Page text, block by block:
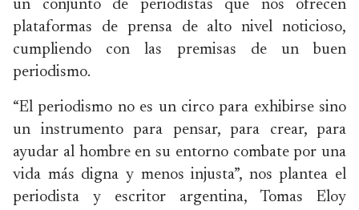
un conjunto de periodistas que nos ofrecen
plataformas de prensa de alto nivel noticioso,
cumpliendo con las premisas de un buen
periodismo.
“El periodismo no es un circo para exhibirse sino
un instrumento para pensar, para crear, para
ayudar al hombre en su entorno combate por una
vida más digna y menos injusta”, nos plantea el
periodista y escritor argentina, Tomas Eloy